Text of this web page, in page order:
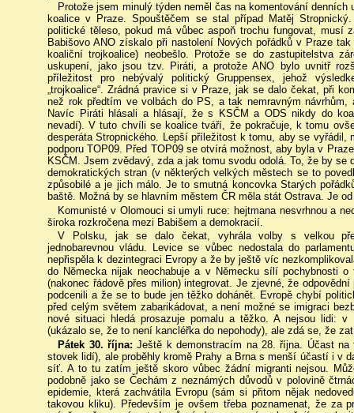
Protože jsem minulý týden neměl čas na komentování
koalice v Praze. Spouštěčem se stal případ Matěj
politické těleso, pokud má vůbec aspoň trochu fungovat, musí
Babišovo ANO získalo při nastolení Nových pořádků v Praze
koaliční trojkoalice) neobešlo. Protože se do zastupitelstva
uskupení, jako jsou tzv. Piráti, a protože ANO bylo uvnitř
příležitost pro nebývalý politický Gruppensex, jehož
„trojkoalice“. Zrádná pravice si v Praze, jak se dalo čekat, při
než rok předtím ve volbách do PS, a tak nemravným návrhům,
Navíc Piráti hlásali a hlásají, že s KSČM a ODS nikdy do
nevadí). V tuto chvíli se koalice tváří, že pokračuje, k tomu
desperáta Stropnického. Lepší příležitost k tomu, aby se vyřádil,
podporu TOP09. Před TOP09 se otvírá možnost, aby byla v
KSČM. Jsem zvědavý, zda a jak tomu svodu odolá. To, že by se
demokratických stran (v některých velkých městech se to
způsobilé a je jich málo. Je to smutná koncovka Starých
baště. Možná by se hlavním městem ČR měla stát Ostrava. Je
Komunisté v Olomouci si umyli ruce: hejtmana nesvrhnou a
široka rozkročena mezi Babišem a demokracií.
V Polsku, jak se dalo čekat, vyhrála volby s velkou
jednobarevnou vládu. Levice se vůbec nedostala do
nepřispěla k dezintegraci Evropy a že by ještě víc
do Německa nijak neochabuje a v Německu sílí pochybnosti
(nakonec řádově přes milion) integrovat. Je zjevné, že
podcenili a že se to bude jen těžko dohánět. Evropě chybí
před celým světem zabarikádovat, a není možné se imigraci
nové situaci hledá prosazuje pomalu a těžko. A nejsou lidi: v
(ukázalo se, že to není kancléřka do nepohody), ale zdá se, že
Pátek 30. října:Ještě k demonstracím na 28. října. Účast na
stovek lidí), ale proběhly kromě Prahy a Brna s menší účastí i v
síť. A to tu zatím ještě skoro vůbec žádní migranti nejsou.
podobně jako se Čechám z neznámých důvodů v polovině
epidemie, která zachvátila Evropu (sám si přitom nějak
takovou kliku). Především je ovšem třeba poznamenat, že za